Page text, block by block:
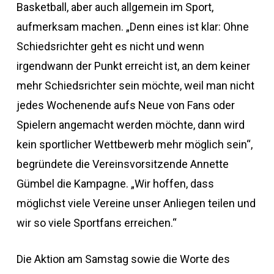
Basketball, aber auch allgemein im Sport,
aufmerksam machen. „Denn eines ist klar: Ohne
Schiedsrichter geht es nicht und wenn
irgendwann der Punkt erreicht ist, an dem keiner
mehr Schiedsrichter sein möchte, weil man nicht
jedes Wochenende aufs Neue von Fans oder
Spielern angemacht werden möchte, dann wird
kein sportlicher Wettbewerb mehr möglich sein“,
begründete die Vereinsvorsitzende Annette
Gümbel die Kampagne. „Wir hoffen, dass
möglichst viele Vereine unser Anliegen teilen und
wir so viele Sportfans erreichen.“
Die Aktion am Samstag sowie die Worte des